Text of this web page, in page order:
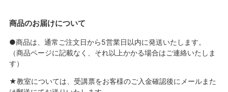
商品のお届けについて
●商品は、通常ご注文日から5営業日以内に発送いたします。
（商品ページに記載なく、それ以上かかる場合はご連絡いたしま
す）
★教室については、受講票をお客様のご入金確認後にメールまた